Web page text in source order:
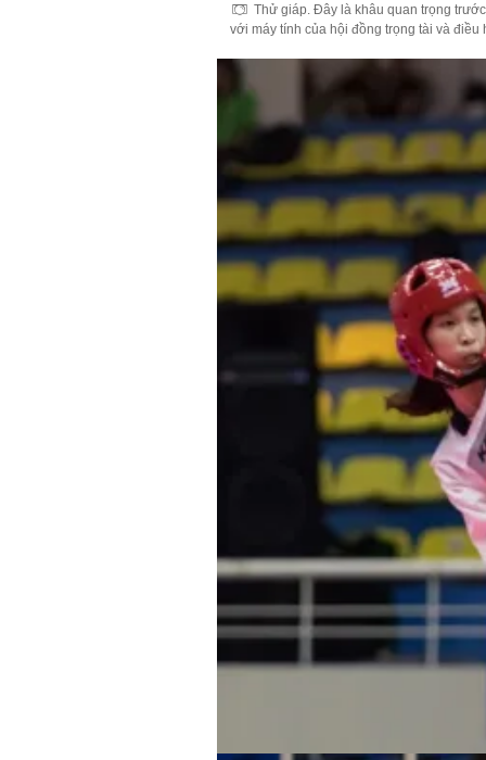
Thử giáp. Đây là khâu quan trọng
với máy tính của hội đồng trọng tài và